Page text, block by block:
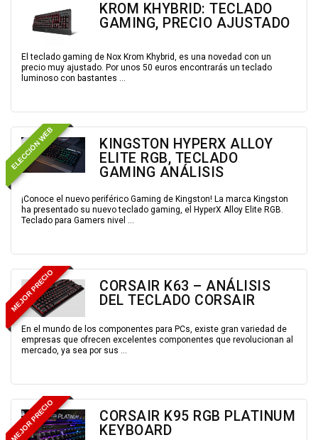
KROM KHYBRID: TECLADO
GAMING, PRECIO AJUSTADO
El teclado gaming de Nox Krom Khybrid, es una novedad con un
precio muy ajustado. Por unos 50 euros encontrarás un teclado
luminoso con bastantes ...
ELECCIÓN WEB
KINGSTON HYPERX ALLOY
ELITE RGB, TECLADO
GAMING ANÁLISIS
¡Conoce el nuevo periférico Gaming de Kingston! La marca Kingston
ha presentado su nuevo teclado gaming, el HyperX Alloy Elite RGB.
Teclado para Gamers nivel ...
MEJOR PRECIO
CORSAIR K63 – ANÁLISIS
DEL TECLADO CORSAIR
En el mundo de los componentes para PCs, existe gran variedad de
empresas que ofrecen excelentes componentes que revolucionan al
mercado, ya sea por sus ...
MEJOR PRECIO
CORSAIR K95 RGB PLATINUM
KEYBOARD